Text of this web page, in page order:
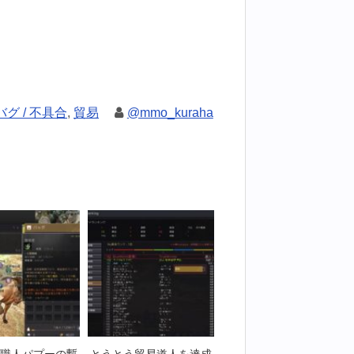
グ / 不具合, 貿易 @mmo_kuraha